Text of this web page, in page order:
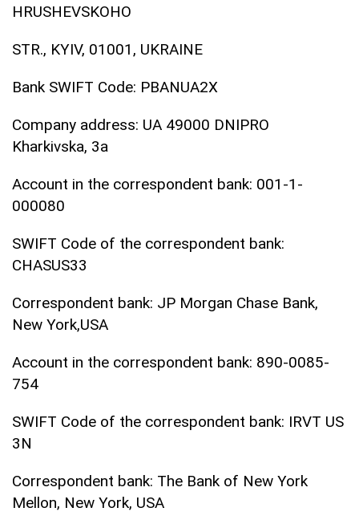
HRUSHEVSKOHO
STR., KYIV, 01001, UKRAINE
Bank SWIFT Code: PBANUA2X
Company address: UA 49000 DNIPRO
Kharkivska, 3a
Account in the correspondent bank: 001-1-
000080
SWIFT Code of the correspondent bank:
CHASUS33
Correspondent bank: JP Morgan Chase Bank,
New York,USA
Account in the correspondent bank: 890-0085-
754
SWIFT Code of the correspondent bank: IRVT US
3N
Correspondent bank: The Bank of New York
Mellon, New York, USA